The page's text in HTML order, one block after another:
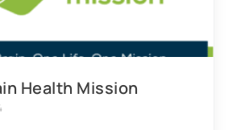
Health Mission